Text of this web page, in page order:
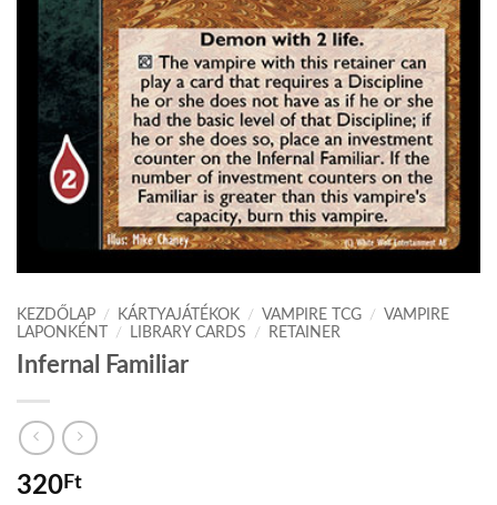
KEZDŐLAP / KÁRTYAJÁTÉKOK / VAMPIRE TCG /
VAMPIRE
LAPONKÉNT
/ LIBRARY CARDS / RETAINER
Infernal Familiar
320Ft